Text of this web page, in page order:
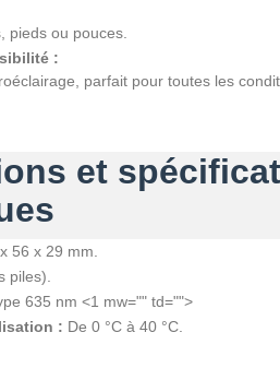
pieds ou pouces.
:
parfait pour toutes les
et
56 x 29 mm.
piles).
635 nm <1 mw="" td="">
: De 0 °C à 40 °C.